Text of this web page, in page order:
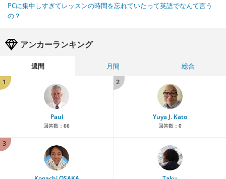
PCに集中しすぎてレッスンの時間を忘れていたって英語でなんて言う
の？
アンカーランキング
週間 月間
総合
1
Paul
回答数： 66
2
Yuya J. Kato
回答数： 0
3